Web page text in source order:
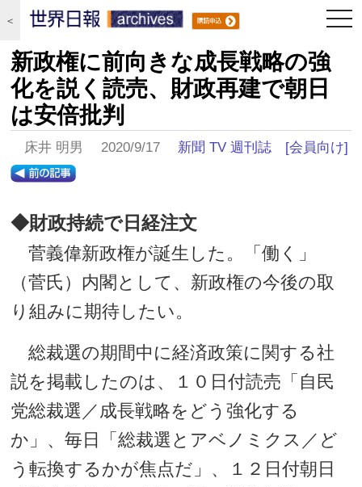
＜
新政権に前向きな成長戦略の強
化を説く読売、財政再建で朝日
は安倍批判
床井 明男 2020/9/17 新聞 TV 週刊誌 [会員向け]
◆財政持続で日経注文
菅義偉新政権が誕生した。「働く」
（菅氏）内閣として、新政権の今後の取
り組みに期待したい。
総裁選の期間中に経済政策に関する社
説を掲載したのは、１０日付読売「自民
党総裁選／成長戦略をどう強化する
か」、毎日「総裁選とアベノミクス／ど
う転換するかが焦点だ」、１２日付朝日